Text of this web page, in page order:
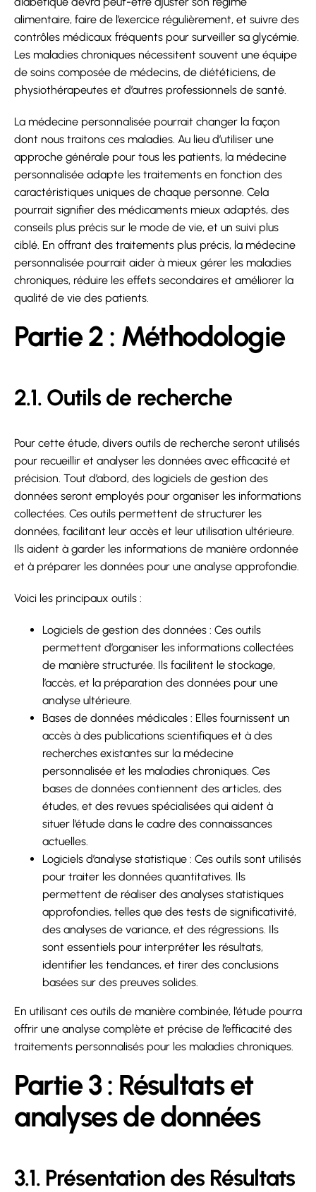
alimentaire, faire de l’exercice régulièrement, et suivre des
contrôles médicaux fréquents pour surveiller sa glycémie.
Les maladies chroniques nécessitent souvent une équipe
de soins composée de médecins, de diététiciens, de
physiothérapeutes et d’autres professionnels de santé.
La médecine personnalisée pourrait changer la façon
dont nous traitons ces maladies. Au lieu d’utiliser une
approche générale pour tous les patients, la médecine
personnalisée adapte les traitements en fonction des
caractéristiques uniques de chaque personne. Cela
pourrait signifier des médicaments mieux adaptés, des
conseils plus précis sur le mode de vie, et un suivi plus
ciblé. En offrant des traitements plus précis, la médecine
personnalisée pourrait aider à mieux gérer les maladies
chroniques, réduire les effets secondaires et améliorer la
qualité de vie des patients.
Partie 2 : Méthodologie
2.1. Outils de recherche
Pour cette étude, divers outils de recherche seront utilisés
pour recueillir et analyser les données avec efficacité et
précision. Tout d’abord, des logiciels de gestion des
données seront employés pour organiser les informations
collectées. Ces outils permettent de structurer les
données, facilitant leur accès et leur utilisation ultérieure.
Ils aident à garder les informations de manière ordonnée
et à préparer les données pour une analyse approfondie.
Voici les principaux outils :
Logiciels de gestion des données : Ces outils
permettent d’organiser les informations collectées
de manière structurée. Ils facilitent le stockage,
l’accès, et la préparation des données pour une
analyse ultérieure.
Bases de données médicales : Elles fournissent un
accès à des publications scientifiques et à des
recherches existantes sur la médecine
personnalisée et les maladies chroniques. Ces
bases de données contiennent des articles, des
études, et des revues spécialisées qui aident à
situer l’étude dans le cadre des connaissances
actuelles.
Logiciels d’analyse statistique : Ces outils sont utilisés
pour traiter les données quantitatives. Ils
permettent de réaliser des analyses statistiques
approfondies, telles que des tests de significativité,
des analyses de variance, et des régressions. Ils
sont essentiels pour interpréter les résultats,
identifier les tendances, et tirer des conclusions
basées sur des preuves solides.
En utilisant ces outils de manière combinée, l’étude pourra
offrir une analyse complète et précise de l’efficacité des
traitements personnalisés pour les maladies chroniques.
Partie 3 : Résultats et
analyses de données
3.1. Présentation des Résultats